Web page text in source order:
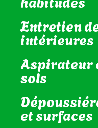
Entretien
intérieures
Aspirateur
sols
et surfaces